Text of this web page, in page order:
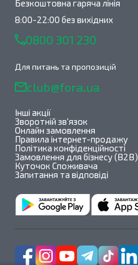
Безкоштовна гаряча лінія
8:00-22:00 без вихідних
0800 301 230
Для питань та пропозицій
club@fora.ua
Інші акції
Зворотній зв'язок
Онлайн замовлення
Правила інтернет-продажу
Політика конфіденційності
Замовлення для бізнесу (B2B)
Куточок Споживача
Запитання та відповіді